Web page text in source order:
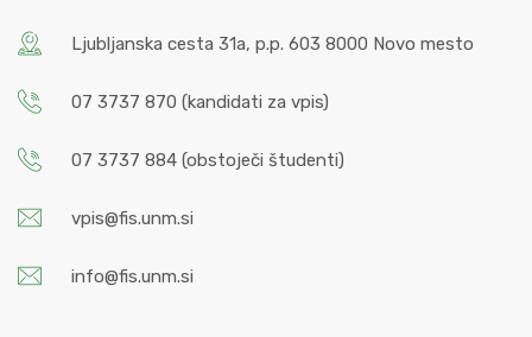
Ljubljanska cesta 31a, p.p. 603 8000 Novo mesto
07 3737 870 (kandidati za vpis)
07 3737 884 (obstoječi študenti)
vpis@fis.unm.si
info@fis.unm.si